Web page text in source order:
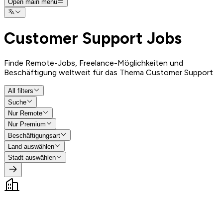
Open main menu
Customer Support Jobs
Finde Remote-Jobs, Freelance-Möglichkeiten und
Beschäftigung weltweit für das Thema Customer Support
All filters
Suche
Nur Remote
Nur Premium
Beschäftigungsart
Land auswählen
Stadt auswählen